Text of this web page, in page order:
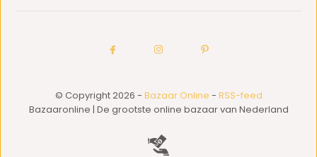
© Copyright 2026 - Bazaar Online - RSS-feed
Bazaaronline | De grootste online bazaar van Nederland